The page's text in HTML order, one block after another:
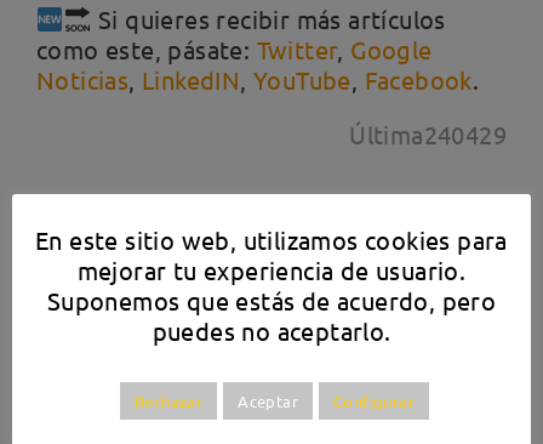
Si quieres recibir más artículos
como este, pásate: Twitter, Google
Noticias LinkedIN ,YouTube Facebook.
Última240429
¡Comparte esta historia, elige tu plataforma!
Facebook
X LinkedIn
Artículos relacionados
En este sitio web, utilizamos cookies para
mejorar tu experiencia de usuario.
Suponemos que estás de acuerdo, pero
puedes no aceptarlo.
Rechazar Aceptar Configurar